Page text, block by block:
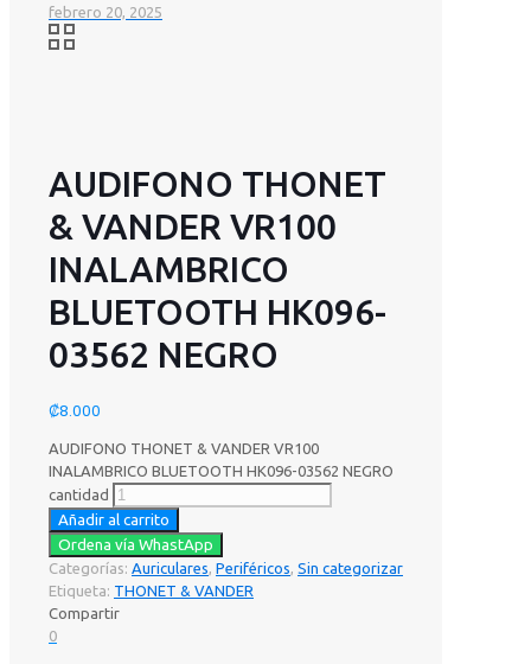
febrero 20, 2025
AUDIFONO THONET
& VANDER VR100
INALAMBRICO
BLUETOOTH HK096-
03562 NEGRO
₡8.000
AUDIFONO THONET & VANDER VR100
INALAMBRICO BLUETOOTH HK096-03562 NEGRO
cantidad
Añadir al carrito
Ordena vía WhastApp
Categorías: Auriculares, Periféricos, Sin categorizar
Etiqueta: THONET & VANDER
Compartir
0